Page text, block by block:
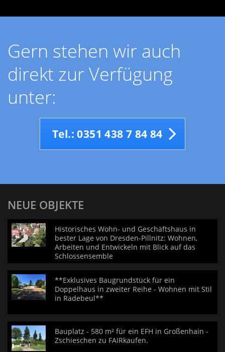
Gern stehen wir auch
direkt zur Verfügung
unter:
Tel.: 0351 438 7 84 84
NEUE OBJEKTE
Historisches Wohn- und Geschäftshaus in
bester Lage von Dresden-Pillnitz: Wohnen,
Arbeiten und Entwickeln mit Blick auf das
Schlossensemble
**Exklusives Baugrundstück für ein
Doppelhaus in zweiter Reihe - Wohnen mit Stil
in Radebeul**
Bauplatz - 580 m² für ein EFH in Großenhain -
Zschieschen zu FAIRkaufen.